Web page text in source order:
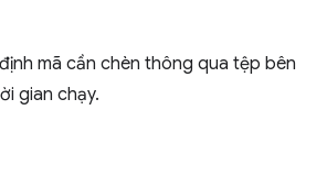
mã cần chèn thông qua tệp bên
gian chạy.